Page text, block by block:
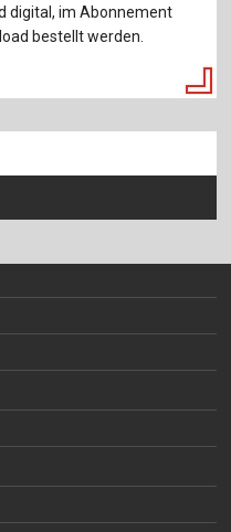
digital, im Abonnement
bestellt werden.